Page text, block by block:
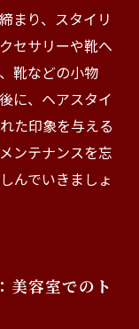
まり、スタイリ
セサリーや靴へ
靴などの小物
に、ヘアスタイ
た印象を与える
ンテナンスを忘
んでいきましょ
美容室でのト